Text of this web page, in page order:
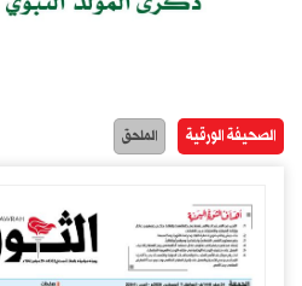
الصحيفة الورقية الملحق